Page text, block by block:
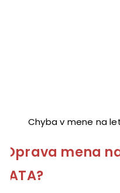
Chyba v mene na
Oprava mena
IATA?